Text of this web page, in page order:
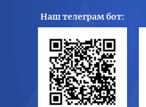
Наш телеграм бот: